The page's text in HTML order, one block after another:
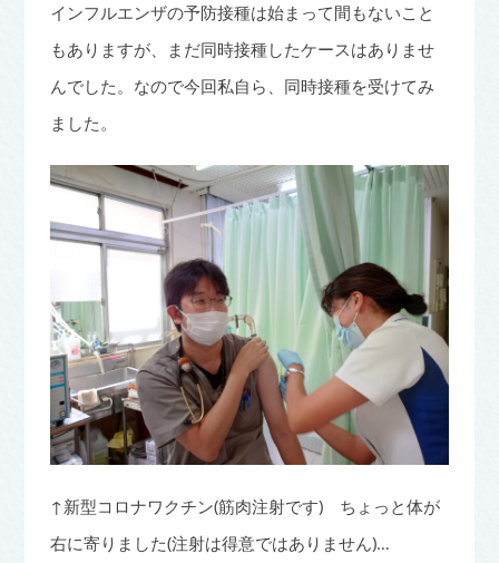
インフルエンザの予防接種は始まって間もないこと
もありますが、まだ同時接種したケースはありませ
んでした。なので今回私自ら、同時接種を受けてみ
ました。
↑新型コロナワクチン(筋肉注射です) ちょっと体が
右に寄りました(注射は得意ではありません)…